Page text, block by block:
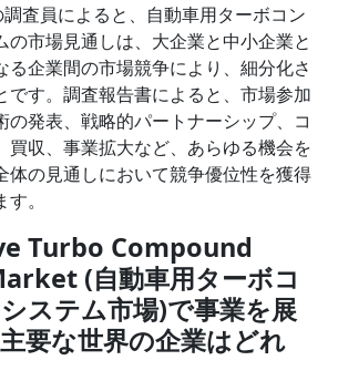
査員によると、自動車用ターボコン
の市場見通しは、大企業と中小企業と
る企業間の市場競争により、細分化さ
です。調査報告書によると、市場参加
の発表、戦略的パートナーシップ、コ
買収、事業拡大など、あらゆる機会を
体の見通しにおいて競争優位性を獲得
。
Turbo Compound
(自動車用ターボコ
ステム市場)で事業を展
要な世界の企業はどれ